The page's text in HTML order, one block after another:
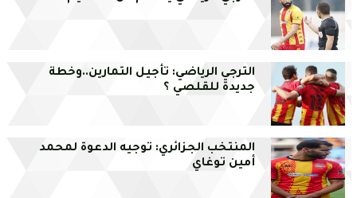
الترجي الرياضي: تأجيل التمارين..وخطة
جديدة للقلصي ؟
المنتخب الجزائري: توجيه الدعوة لمحمد
أمين توغاي